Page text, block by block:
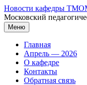
Перейти
к
содержимому
Новости кафедры
Московский
Меню
Главная
Апрель — 2026
О кафедре
Контакты
Обратная связь